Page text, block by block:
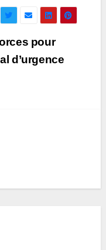
pour
d’urgence